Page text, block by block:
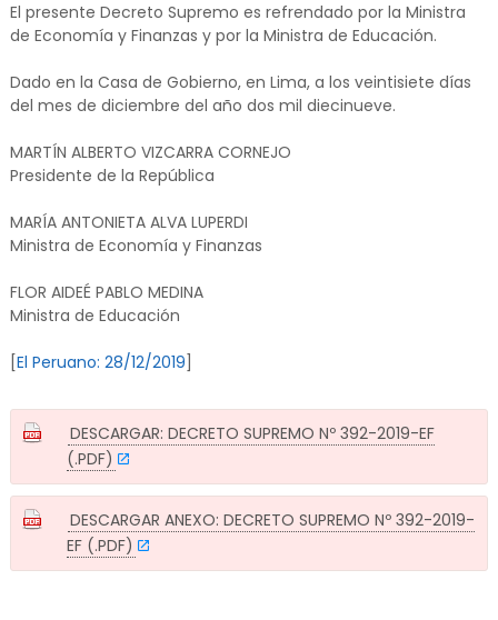
El presente Decreto Supremo es refrendado por la Ministra
de Economía y Finanzas y por la Ministra de Educación.
Dado en la Casa de Gobierno, en Lima, a los veintisiete días
del mes de diciembre del año dos mil diecinueve.
MARTÍN ALBERTO VIZCARRA CORNEJO
Presidente de la República
MARÍA ANTONIETA ALVA LUPERDI
Ministra de Economía y Finanzas
FLOR AIDEÉ PABLO MEDINA
Ministra de Educación
[El Peruano: 28/12/2019
DESCARGAR: DECRETO SUPREMO Nº 392-2019-EF
(.PDF)
DESCARGAR ANEXO: DECRETO SUPREMO Nº 392-2019-
EF (.PDF)